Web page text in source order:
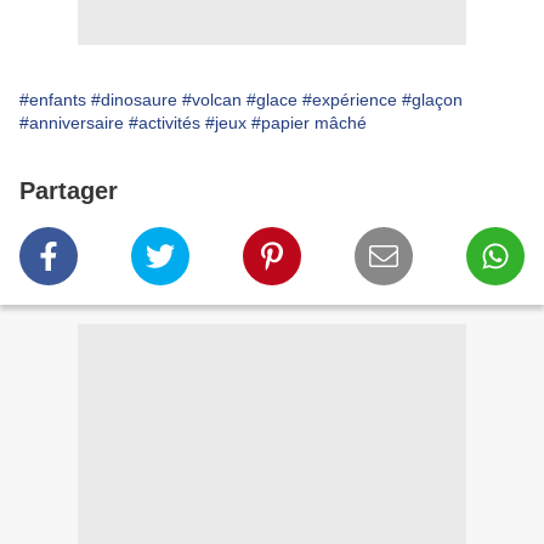
#enfants #dinosaure #volcan #glace #expérience #glaçon
#anniversaire #activités #jeux #papier mâché
Partager